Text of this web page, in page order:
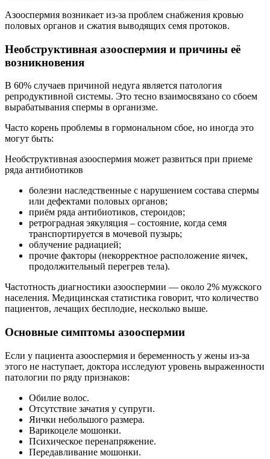
Азооспермия возникает из-за проблем снабжения кровью
половых органов и сжатия выводящих семя протоков.
Необструктивная азооспермия и причины её
возникновения
В 60% случаев причиной недуга является патология
репродуктивной системы. Это тесно взаимосвязано со сбоем
вырабатывания спермы в организме.
Часто корень проблемы в гормональном сбое, но иногда это
могут быть:
Необструктивная азооспермия может развиться при приеме
ряда антибиотиков
болезни наследственные с нарушением состава спермы
или дефектами половых органов;
приём ряда антибиотиков, стероидов;
ретроградная эякуляция – состояние, когда семя
транспортируется в мочевой пузырь;
облучение радиацией;
прочие факторы (некорректное расположение яичек,
продолжительный перегрев тела).
Частотность диагностики азооспермии — около 2% мужского
населения. Медицинская статистика говорит, что количество
пациентов, лечащих бесплодие, несколько выше.
Основные симптомы азооспермии
Если у пациента азооспермия и беременность у жены из-за
этого не наступает, доктора исследуют уровень выраженности
патологии по ряду признаков:
Обилие волос.
Отсутствие зачатия у супруги.
Яички небольшого размера.
Варикоцеле мошонки.
Психическое перенапряжение.
Передавливание мошонки.